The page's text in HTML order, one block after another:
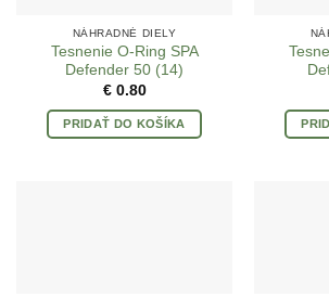
NÁHRADNÉ DIELY
Tesnenie O-Ring SPA
Defender 50 (14)
€0.80
PRIDAŤ DO KOŠÍKA